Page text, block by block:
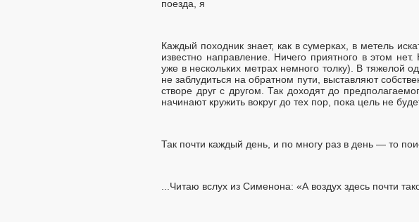
поезда, я
Каждый походник знает, как в сумерках, в метель
известно направление. Ничего приятного в этом
уже в нескольких метрах немного толку). В тяжелой
не заблудиться на обратном пути, выставляют
створе друг с другом. Так доходят до
начинают кружить вокруг до тех пор, пока цель не
Так почти каждый день, и по многу раз в день — то
...Читаю вслух из Сименона: «А воздух здесь почти